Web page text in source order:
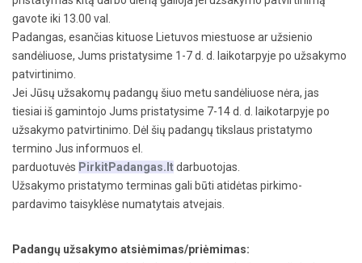
gavote iki 13.00 val.
Padangas, esančias kituose Lietuvos miestuose ar užsienio
sandėliuose, Jums pristatysime 1-7 d. d. laikotarpyje po užsakymo
patvirtinimo.
Jei Jūsų užsakomų padangų šiuo metu sandėliuose nėra, jas
tiesiai iš gamintojo Jums pristatysime 7-14 d. d. laikotarpyje po
užsakymo patvirtinimo. Dėl šių padangų tikslaus pristatymo
termino Jus informuos el.
parduotuvės PirkitPadangas.ltdarbuotojas.
Užsakymo pristatymo terminas gali būti atidėtas pirkimo-
pardavimo taisyklėse numatytais atvejais.
Padangų užsakymo atsiėmimas/priėmimas: